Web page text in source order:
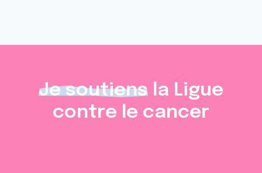
Je soutiens la Ligue
contre le cancer